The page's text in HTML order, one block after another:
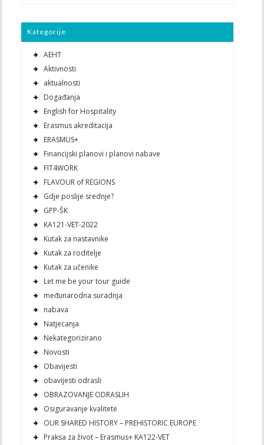
Kategorije
AEHT
Aktivnosti
aktualnosti
Događanja
English for Hospitality
Erasmus akreditacija
ERASMUS+
Financijski planovi i planovi nabave
FIT4WORK
FLAVOUR of REGIONS
Gdje poslije srednje?
GPP-ŠK
KA121-VET-2022
Kutak za nastavnike
Kutak za roditelje
Kutak za učenike
Let me be your tour guide
međunarodna suradnja
nabava
Natjecanja
Nekategorizirano
Novosti
Obavijesti
obavijesti odrasli
OBRAZOVANJE ODRASLIH
Osiguravanje kvalitete
OUR SHARED HISTORY – PREHISTORIC EUROPE
Praksa za život – Erasmus+ KA122-VET